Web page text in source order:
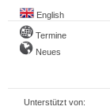
English
Termine
Neues
Unterstützt von: